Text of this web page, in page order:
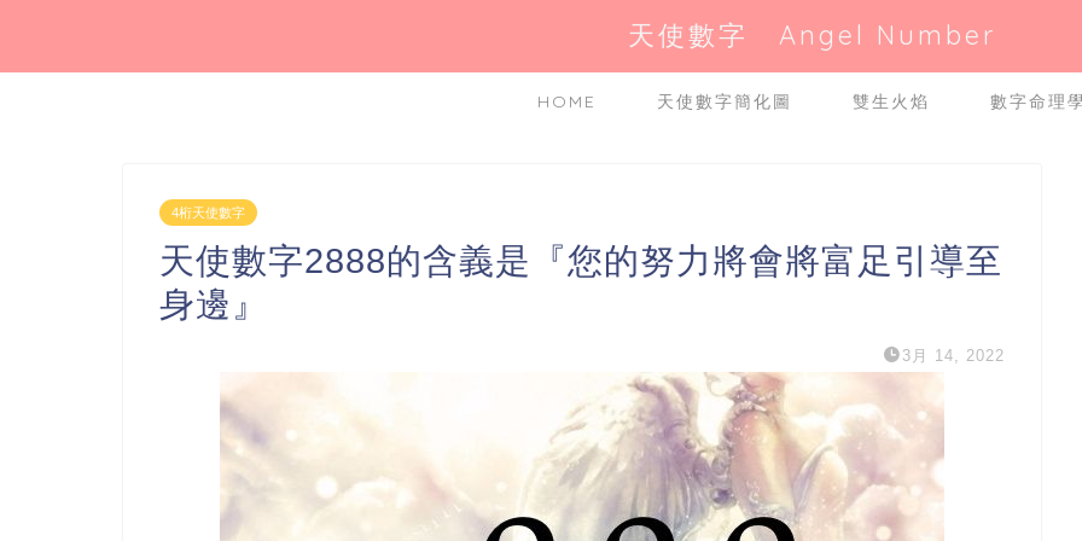
天使數字 Angel Number
HOME 天使數字簡化圖 雙生火焰 數字命理
4桁天使數字
天使數字2888的含義是『您的努力將會將富足引導至
身邊』
3月 14, 2022